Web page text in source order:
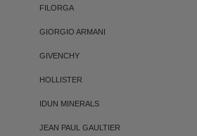
FILORGA
GIORGIO ARMANI
GIVENCHY
HOLLISTER
IDUN MINERALS
JEAN PAUL GAULTIER